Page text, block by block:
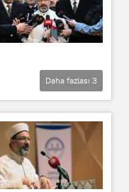
Daha fazlası 3